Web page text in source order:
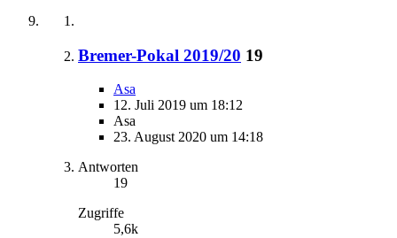
Bremer-Pokal 2019/20 19
Asa
12. Juli 2019 um 18:12
Asa
23. August 2020 um 14:18
Antworten
19
Zugriffe
5,6k